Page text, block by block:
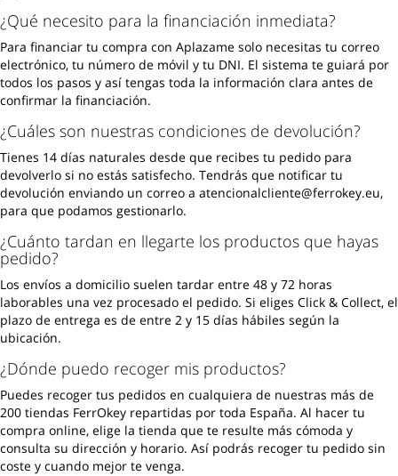
¿Qué necesito para la financiación inmediata?
Para financiar tu compra con Aplazame solo necesitas tu correo
electrónico, tu número de móvil y tu DNI. El sistema te guiará por
todos los pasos y así tengas toda la información clara antes de
confirmar la financiación.
¿Cuáles son nuestras condiciones de devolución?
Tienes 14 días naturales desde que recibes tu pedido para
devolverlo si no estás satisfecho. Tendrás que notificar tu
devolución enviando un correo a atencionalcliente@ferrokey.eu,
para que podamos gestionarlo.
¿Cuánto tardan en llegarte los productos que hayas
pedido?
Los envíos a domicilio suelen tardar entre 48 y 72 horas
laborables una vez procesado el pedido. Si eliges Click & Collect, el
plazo de entrega es de entre 2 y 15 días hábiles según la
ubicación.
¿Dónde puedo recoger mis productos?
Puedes recoger tus pedidos en cualquiera de nuestras más de
200 tiendas FerrOkey repartidas por toda España. Al hacer tu
compra online, elige la tienda que te resulte más cómoda y
consulta su dirección y horario. Así podrás recoger tu pedido sin
coste y cuando mejor te venga.